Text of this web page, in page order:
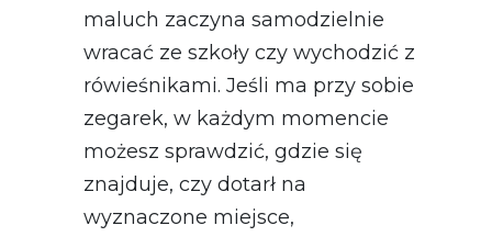
maluch zaczyna samodzielnie
wracać ze szkoły czy wychodzić z
rówieśnikami. Jeśli ma przy sobie
zegarek, w każdym momencie
możesz sprawdzić, gdzie się
znajduje, czy dotarł na
wyznaczone miejsce,